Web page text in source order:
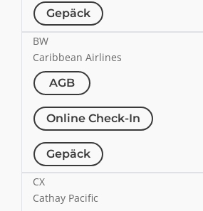
Gepäck
BW
Caribbean Airlines
AGB
Online Check-In
Gepäck
CX
Cathay Pacific